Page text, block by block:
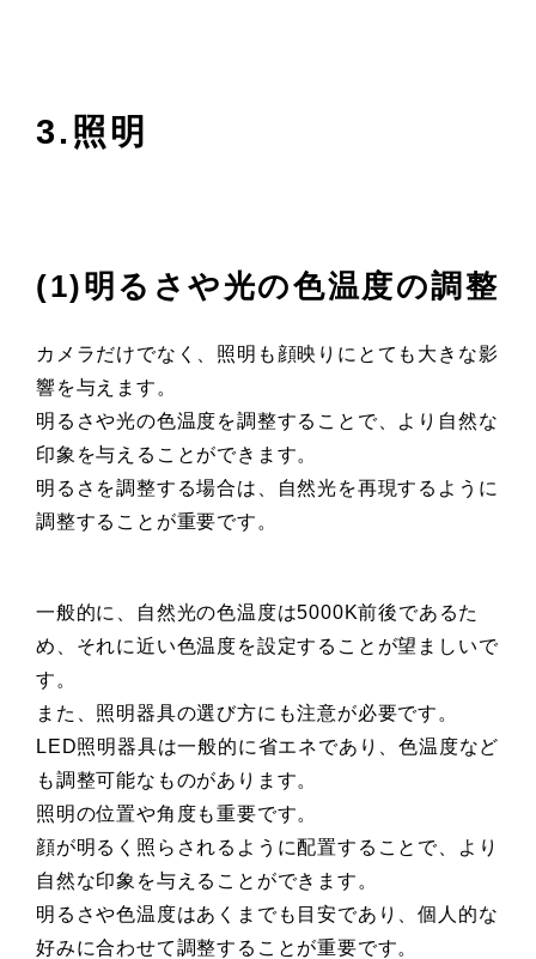
3.照明
(1)明るさや光の色温度の調整
カメラだけでなく、照明も顔映りにとても大きな影
響を与えます。
明るさや光の色温度を調整することで、より自然な
印象を与えることができます。
明るさを調整する場合は、自然光を再現するように
調整することが重要です。
一般的に、自然光の色温度は5000K前後であるた
め、それに近い色温度を設定することが望ましいで
す。
また、照明器具の選び方にも注意が必要です。
LED照明器具は一般的に省エネであり、色温度など
も調整可能なものがあります。
照明の位置や角度も重要です。
顔が明るく照らされるように配置することで、より
自然な印象を与えることができます。
明るさや色温度はあくまでも目安であり、個人的な
好みに合わせて調整することが重要です。